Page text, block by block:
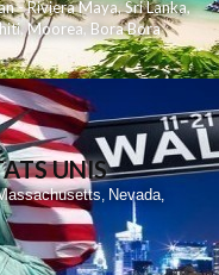
- Riviera Maya,Sri Lanka,
,Moorea, Bora Bora
UNIS
, Nevada,